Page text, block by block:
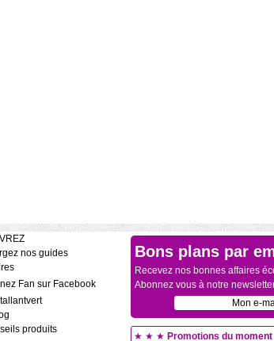
nos guides
Fan sur Facebook
produits
Bons plans par
Recevez nos bonnes affaires
Abonnez vous à notre
★ ★ ★ Promotions du moment